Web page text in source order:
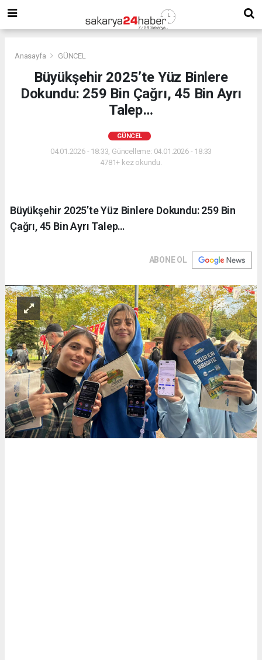
Anasayfa GÜNCEL
Büyükşehir 2025’te Yüz Binlere
Dokundu: 259 Bin Çağrı, 45 Bin Ayrı
Talep…
GÜNCEL
04.01.2026 - 18:33, Güncelleme: 04.01.2026 - 18:33
4781+ kez okundu.
Büyükşehir 2025’te Yüz Binlere Dokundu: 259 Bin
Çağrı, 45 Bin Ayrı Talep…
ABONE OL